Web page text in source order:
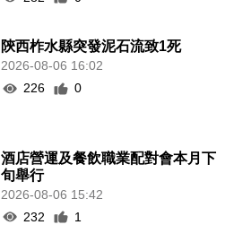
陝西柞水縣突發泥石流致1死
2026-08-06 16:02
226
0
酒店營運及餐飲職業配對會本月下
旬舉行
2026-08-06 15:42
232
1